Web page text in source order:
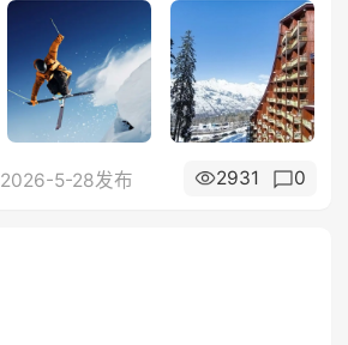
2026-5-28发布 2931 0